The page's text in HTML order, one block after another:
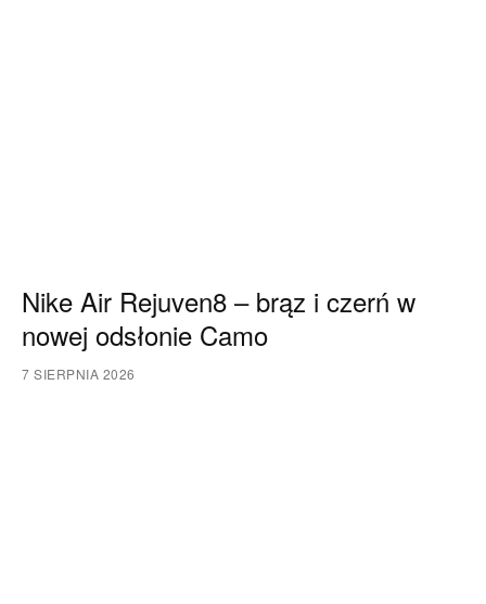
Nike Air Rejuven8 – brąz i czerń w
nowej odsłonie Camo
7 SIERPNIA 2026